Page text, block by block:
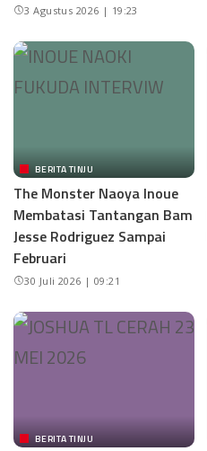
3 Agustus 2026 | 19:23
BERITA TINJU
The Monster Naoya Inoue
Membatasi Tantangan Bam
Jesse Rodriguez Sampai
Februari
30 Juli 2026 | 09:21
BERITA TINJU